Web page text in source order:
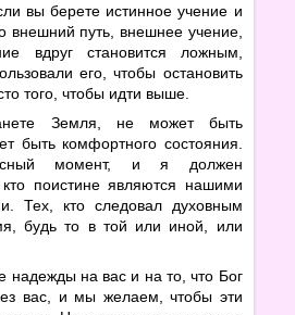
вы берете истинное учение и
внешний путь, внешнее учение,
вдруг становится ложным,
его, чтобы остановить
того, чтобы идти выше.
Земля, не может быть
быть комфортного состояния.
момент, и я должен
кто поистине являются нашими
Тех, кто следовал духовным
будь то в той или иной, или
надежды на вас и на то, что Бог
вас, и мы желаем, чтобы эти